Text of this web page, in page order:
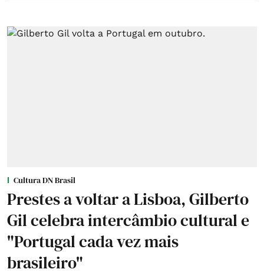
Cultura DN Brasil
Prestes a voltar a Lisboa, Gilberto
Gil celebra intercâmbio cultural e
"Portugal cada vez mais
brasileiro"